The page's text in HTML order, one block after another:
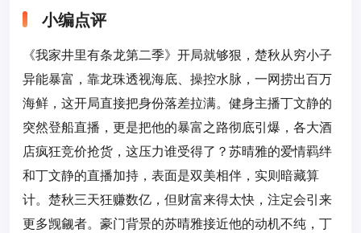
小编点评
《我家井里有条龙第二季》开局就够狠，楚秋从穷小子
异能暴富，靠龙珠透视海底、操控水脉，一网捞出百万
海鲜，这开局直接把身份落差拉满。健身主播丁文静的
突然登船直播，更是把他的暴富之路彻底引爆，各大酒
店疯狂竞价抢货，这压力谁受得了？苏晴雅的爱情羁绊
和丁文静的直播加持，表面是双美相伴，实则暗藏算
计。楚秋三天狂赚数亿，但财富来得太快，注定会引来
更多觊觎者。豪门背景的苏晴雅接近他的动机不纯，丁